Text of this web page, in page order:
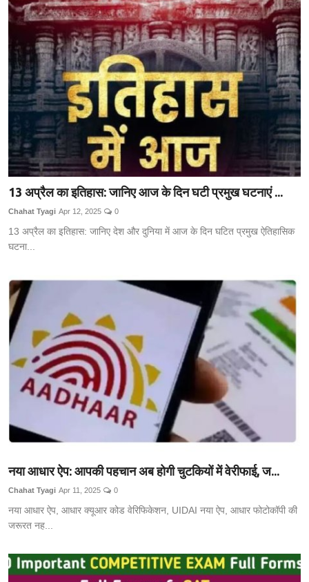
13 अप्रैल का इतिहास: जानिए आज के दिन घटी प्रमुख घटनाएं ...
Chahat Tyagi Apr 12, 2025 0
13 अप्रैल का इतिहास: जानिए देश और दुनिया में आज के दिन घटित प्रमुख ऐतिहासिक
घटना...
नया आधार ऐप: आपकी पहचान अब होगी चुटकियों में वेरीफाई, ज...
Chahat Tyagi Apr 11, 2025 0
नया आधार ऐप, आधार क्यूआर कोड वेरिफिकेशन, UIDAI नया ऐप, आधार फोटोकॉपी की
जरूरत नह...